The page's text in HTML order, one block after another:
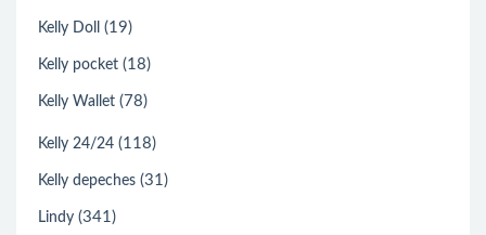
Kelly Doll (19)
Kelly pocket (18)
Kelly Wallet (78)
Kelly 24/24 (118)
Kelly depeches (31)
Lindy (341)